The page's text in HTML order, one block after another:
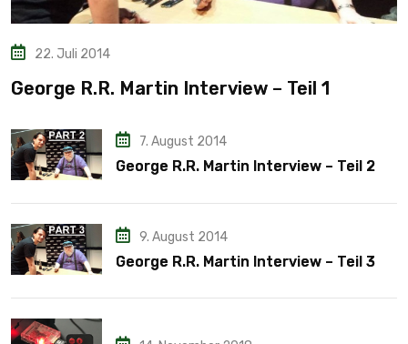
22. Juli 2014
George R.R. Martin Interview – Teil 1
7. August 2014
George R.R. Martin Interview – Teil 2
9. August 2014
George R.R. Martin Interview – Teil 3